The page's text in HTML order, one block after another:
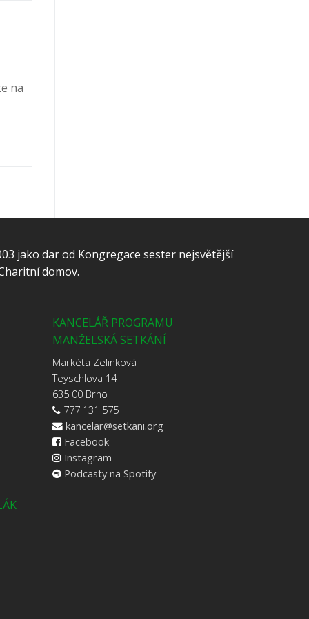
na
jako dar od Kongregace sester nejsvětější
domov.
KANCELÁŘ PROGRAMU
MANŽELSKÁ SETKÁNÍ
Markéta Zelinková
Teyschlova 14
635 00 Brno
777 131 575
kancelar@setkani.org
Facebook
Instagram
Podcasty na Spotify